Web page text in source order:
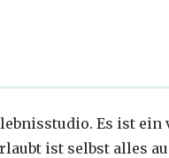
Es ist ein
ist selbst alles